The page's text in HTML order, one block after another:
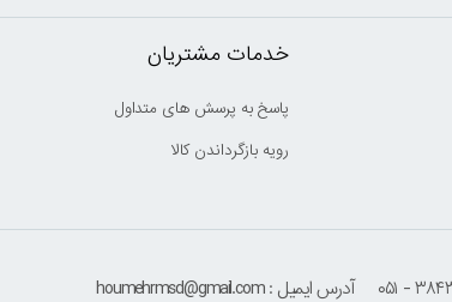
خدمات مشتریان
پاسخ به پرسش های متداول
رویه بازگرداندن کالا
آدرس ایمیل : houmehrmsd@gmail.com